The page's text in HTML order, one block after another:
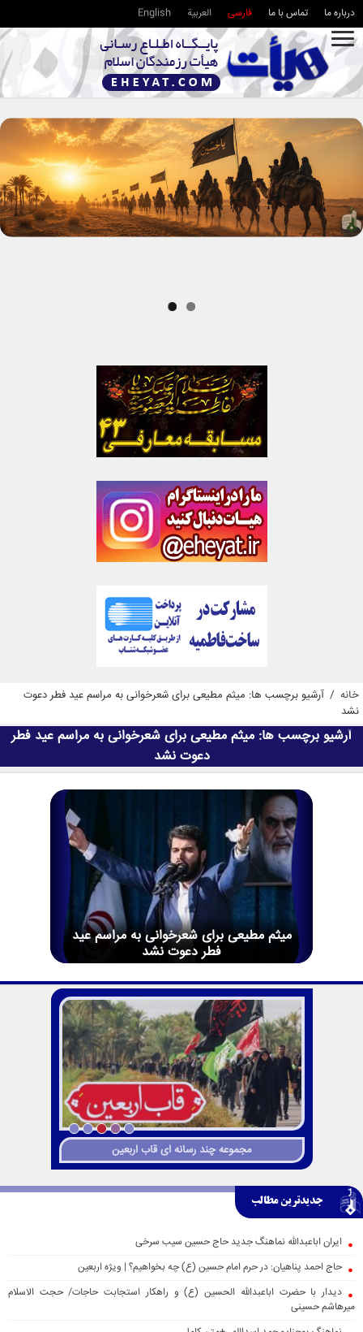
درباره ما تماس با ما فارسی العربية English
خانه / آرشیو برچسب ها: میثم مطیعی برای شعرخوانی به مراسم عید فطر دعوت
نشد
آرشیو برچسب ها: میثم مطیعی برای شعرخوانی به مراسم عید فطر
دعوت نشد
میثم مطیعی برای شعرخوانی به مراسم عید
فطر دعوت نشد
مجموعه چند رسانه ای قاب اربعین
جدیدترین مطالب
ایران اباعبدالله نماهنگ جدید حاج حسین سیب سرخی
حاج احمد پناهیان: در حرم امام حسین (ع) چه بخواهیم؟ | ویژه اربعین
دیدار با حضرت اباعبدالله الحسین (ع) و راهکار استجابت حاجات/ حجت الاسلام
میرهاشم حسینی